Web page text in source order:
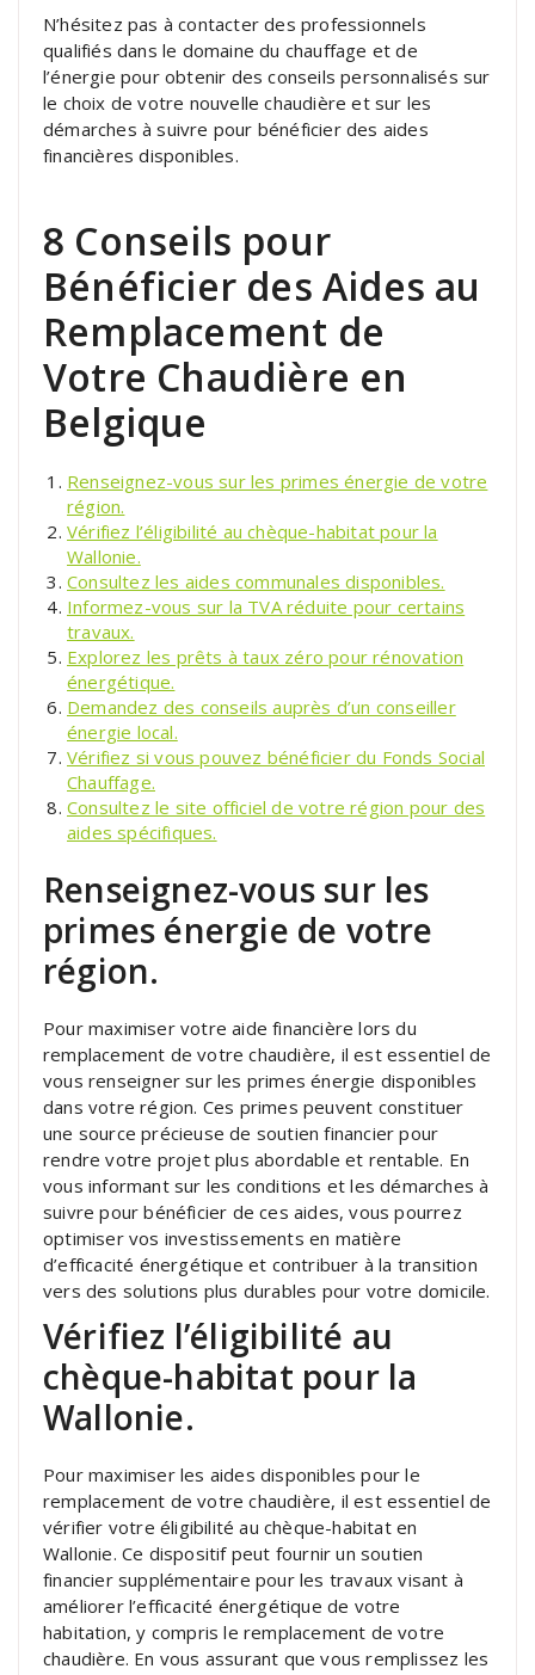
N’hésitez pas à contacter des professionnels
qualifiés dans le domaine du chauffage et de
l’énergie pour obtenir des conseils personnalisés sur
le choix de votre nouvelle chaudière et sur les
démarches à suivre pour bénéficier des aides
financières disponibles.
8 Conseils pour
Bénéficier des Aides au
Remplacement de
Votre Chaudière en
Belgique
Renseignez-vous sur les primes énergie de votre
région.
Vérifiez l’éligibilité au chèque-habitat pour la
Wallonie.
Consultez les aides communales disponibles.
Informez-vous sur la TVA réduite pour certains
travaux.
Explorez les prêts à taux zéro pour rénovation
énergétique.
Demandez des conseils auprès d’un conseiller
énergie local.
Vérifiez si vous pouvez bénéficier du Fonds Social
Chauffage.
Consultez le site officiel de votre région pour des
aides spécifiques.
Renseignez-vous sur les
primes énergie de votre
région.
Pour maximiser votre aide financière lors du
remplacement de votre chaudière, il est essentiel de
vous renseigner sur les primes énergie disponibles
dans votre région. Ces primes peuvent constituer
une source précieuse de soutien financier pour
rendre votre projet plus abordable et rentable. En
vous informant sur les conditions et les démarches à
suivre pour bénéficier de ces aides, vous pourrez
optimiser vos investissements en matière
d’efficacité énergétique et contribuer à la transition
vers des solutions plus durables pour votre domicile.
Vérifiez l’éligibilité au
chèque-habitat pour la
Wallonie.
Pour maximiser les aides disponibles pour le
remplacement de votre chaudière, il est essentiel de
vérifier votre éligibilité au chèque-habitat en
Wallonie. Ce dispositif peut fournir un soutien
financier supplémentaire pour les travaux visant à
améliorer l’efficacité énergétique de votre
habitation, y compris le remplacement de votre
chaudière. En vous assurant que vous remplissez les